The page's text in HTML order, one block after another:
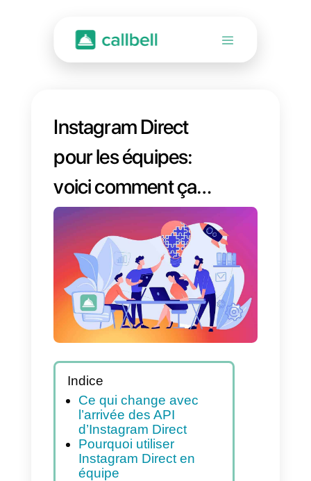
Instagram Direct
pour les équipes:
voici comment ça
marche
Indice